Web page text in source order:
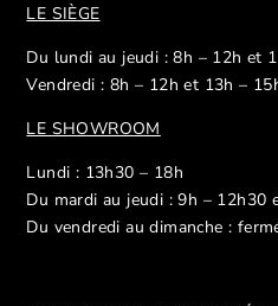
LE SIÈGE
Du lundi au jeudi : 8h – 12h et
Vendredi : 8h – 12h et 13h –
LE SHOWROOM
Lundi : 13h30 – 18h
Du mardi au jeudi : 9h – 12h30
Du vendredi au dimanche :